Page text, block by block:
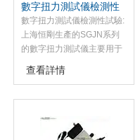
數字扭力測試儀檢測性
試驗
數字扭力測試儀檢測性試驗:
上海恒剛生產的SGJN系列
的數字扭力測試儀主要用于
檢測和校正電動風動螺絲
批、扭矩起子、扭矩扳手的
查看詳情